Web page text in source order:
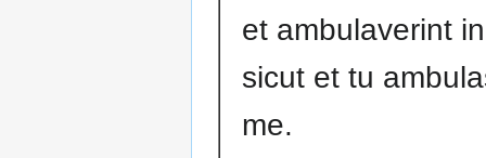
et ambulaverint
sicut et tu
me.